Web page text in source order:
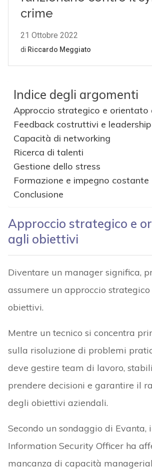
Indice degli argomenti
Approccio strategico e orientato
Feedback costruttivi e leadership
Capacità di networking
Ricerca di talenti
Gestione dello stress
Formazione e impegno costante
Conclusione
Approccio strategico e
agli obiettivi
Diventare un manager significa,
assumere un approccio
obiettivi.
Mentre un tecnico si concentra
sulla risoluzione di problemi
deve gestire team di lavoro,
prendere decisioni e garantire il
degli obiettivi aziendali.
Secondo un sondaggio di Evanta,
Information Security Officer ha
mancanza di capacità